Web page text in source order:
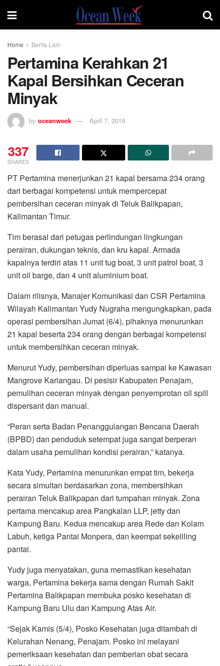
Home Berita Lain
Pertamina Kerahkan 21
Kapal Bersihkan Ceceran
Minyak
by oceanweek April 7, 2018
337
SHARES
PT Pertamina menerjunkan 21 kapal bersama 234 orang
dari berbagai kompetensi untuk mempercepat
pembersihan ceceran minyak di Teluk Balikpapan,
Kalimantan Timur.
Tim berasal dari petugas perlindungan lingkungan
perairan, dukungan teknis, dan kru kapal. Armada
kapalnya terdiri atas 11 unit tug boat, 3 unit patrol boat, 3
unit oil barge, dan 4 unit aluminium boat.
Dalam rilisnya, Manajer Komunikasi dan CSR Pertamina
Wilayah Kalimantan Yudy Nugraha mengungkapkan, pada
operasi pembersihan Jumat (6/4), pihaknya menurunkan
21 kapal beserta 234 orang dengan berbagai kompetensi
untuk membersihkan ceceran minyak.
Menurut Yudy, pembersihan diperluas sampai ke Kawasan
Mangrove Kariangau. Di pesisir Kabupaten Penajam,
pemulihan ceceran minyak dengan penyemprotan oil spill
dispersant dan manual.
“Peran serta Badan Penanggulangan Bencana Daerah
(BPBD) dan penduduk setempat juga sangat berperan
dalam usaha pemulihan kondisi perairan,” katanya.
Kata Yudy, Pertamina menurunkan empat tim, bekerja
secara simultan berdasarkan zona, membersihkan
perairan Teluk Balikpapan dari tumpahan minyak. Zona
pertama mencakup area Pangkalan LLP, jetty dan
Kampung Baru. Kedua mencakup area Rede dan Kolam
Labuh, ketiga Pantai Monpera, dan keempat sekeliling
pantai.
Yudy juga menyatakan, guna memastikan kesehatan
warga, Pertamina bekerja sama dengan Rumah Sakit
Pertamina Balikpapan membuka posko kesehatan di
Kampung Baru Ulu dan Kampung Atas Air.
“Sejak Kamis (5/4), Posko Kesehatan juga ditambah di
Kelurahan Nenang, Penajam. Posko ini melayani
pemeriksaan kesehatan dan pemberian obat secara